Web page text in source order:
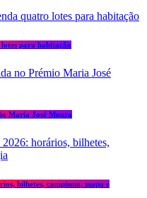
para habitação
Maria José Moura
bilhetes, campismo, mapa e